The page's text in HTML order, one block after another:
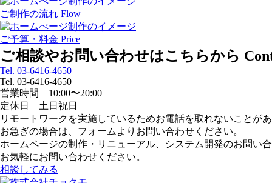
ご制作の流れ Flow
ご予算・料金 Price
ご相談やお問い合わせはこちらから
Tel. 03-6416-4650
Tel. 03-6416-4650
営業時間 10:00〜20:00
定休日 土日祝日
リモートワークを実施しているためお電話を取れないことが
お急ぎの場合は、フォームよりお問い合わせください。
ホームページの制作・リニューアル、システム開発のお問い
お気軽にお問い合わせください。
相談してみる